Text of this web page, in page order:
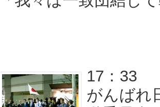
17：33
がんばれ